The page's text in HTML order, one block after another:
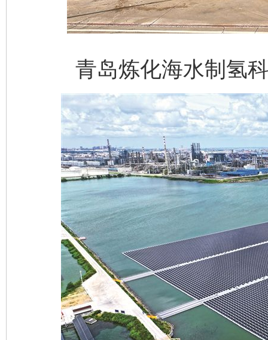
青岛炼化海水制氢